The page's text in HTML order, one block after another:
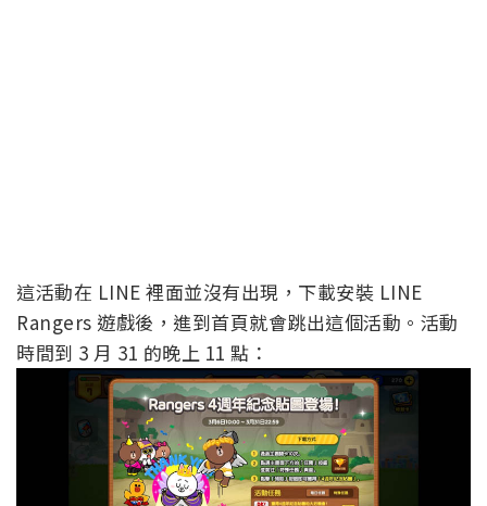
這活動在 LINE 裡面並沒有出現，下載安裝 LINE
Rangers 遊戲後，進到首頁就會跳出這個活動。活動
時間到 3 月 31 的晚上 11 點：